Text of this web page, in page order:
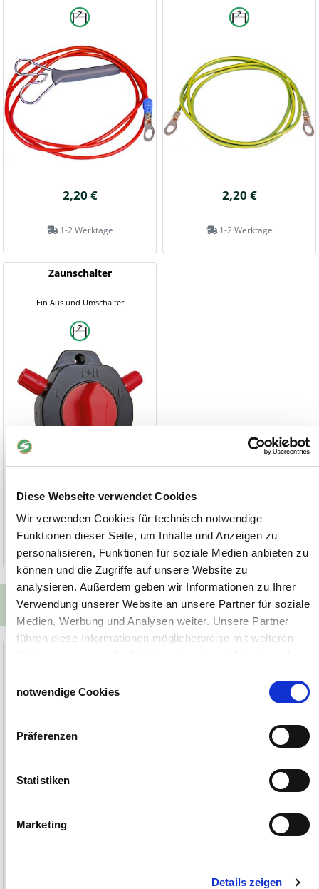
Diese Webseite verwendet Cookies
Wir verwenden Cookies für technisch notwendige
Funktionen dieser Seite, um Inhalte und Anzeigen zu
personalisieren, Funktionen für soziale Medien anbieten zu
können und die Zugriffe auf unsere Website zu
analysieren. Außerdem geben wir Informationen zu Ihrer
Verwendung unserer Website an unsere Partner für soziale
Medien, Werbung und Analysen weiter. Unsere Partner
führen diese Informationen möglicherweise mit weiteren
haben.
notwendige Cookies
Präferenzen
Statistiken
Marketing
Details zeigen
2,20 €
1-2 Werktage
2,20 €
1-2 Werktage
Zaunschalter
Ein Aus und Umschalter
Unsere Alternativen zum Produkt